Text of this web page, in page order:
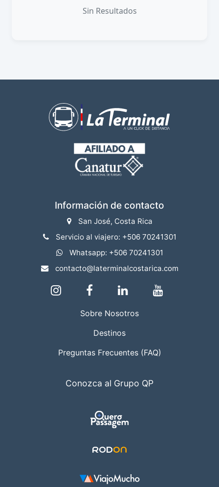
Sin Resultados
Información de contacto
San José, Costa Rica
Servicio al viajero: +506 70241301
Whatsapp: +506 70241301
contacto@laterminalcostarica.com
Sobre Nosotros
Destinos
Preguntas Frecuentes (FAQ)
Conozca al Grupo QP